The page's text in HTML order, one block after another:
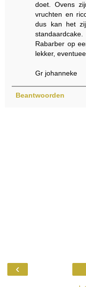
doet. Ovens
vruchten en
dus kan het
standaardcake.
Rabarber op
lekker,
Gr johanneke
Beantwoorden
‹